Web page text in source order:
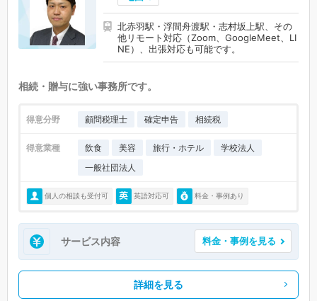
北赤羽駅・浮間舟渡駅・志村坂上駅、その
他リモート対応（Zoom、GoogleMeet、LI
NE）、出張対応も可能です。
相続・贈与に強い事務所です。
得意分野 顧問税理士 確定申告 相続税
得意業種 飲食 美容 旅行・ホテル
学校法人
一般社団法人
個人の相談も受付可 英語対応可 料金・事例あり
サービス内容 料金・事例を見る
詳細を見る